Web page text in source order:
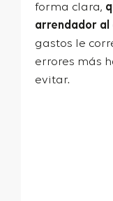
forma clara,
arrendador al
gastos le
errores más
evitar.